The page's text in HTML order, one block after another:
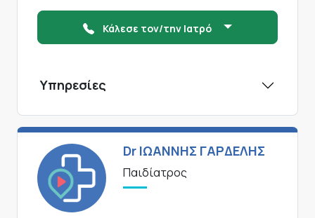
Κάλεσε τον/την Ιατρό
Υπηρεσίες
Dr ΙΩΑΝΝΗΣ ΓΑΡΔΕΛΗΣ
Παιδίατρος